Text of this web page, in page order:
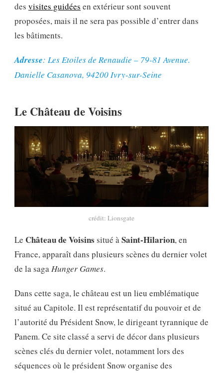
des visites guidées en extérieur sont souvent
proposées, mais il ne sera pas possible d’entrer dans
les bâtiments.
Adresse: Les Etoiles de Renaudie – 79-81 Avenue.
Danielle Casanova, 94200 Ivry-sur-Seine
Le Château de Voisins
crédit: Lionsgate
Le Château de Voisins situé àSaint-Hilarion, en
France, apparaît dans plusieurs scènes du dernier volet
de la sagaHunger Games.
Dans cette saga, le château est un lieu emblématique
situé au Capitole. Il est représentatif du pouvoir et de
l’autorité du Président Snow, le dirigeant tyrannique de
Panem. Ce site classé a servi de décor dans plusieurs
scènes clés du dernier volet, notamment lors des
séquences où le président Snow organise des